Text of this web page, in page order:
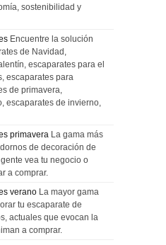
sostenibilidad y
Encuentre la solución
de Navidad,
escaparates para el
escaparates para
de primavera,
escaparates de invierno,
primavera La gama más
de decoración de
vea tu negocio o
a comprar.
verano La mayor gama
tu escaparate de
actuales que evocan la
a comprar.